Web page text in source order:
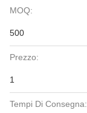
MOQ:
500
Prezzo:
1
Tempi Di Consegna: